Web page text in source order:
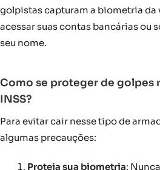
golpistas capturam a biometria da
acessar suas contas bancárias ou
seu nome.
Como se proteger de golpes
INSS?
Para evitar cair nesse tipo de
algumas precauções:
Proteja sua biometria: